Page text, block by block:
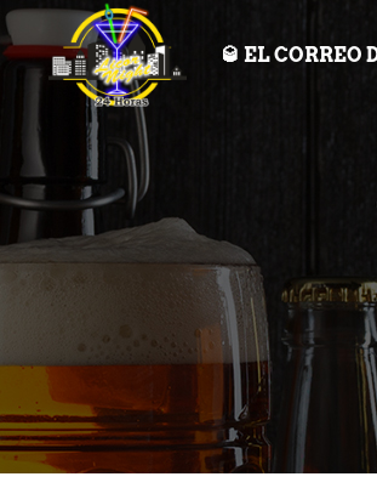
🥃 EL CORREO